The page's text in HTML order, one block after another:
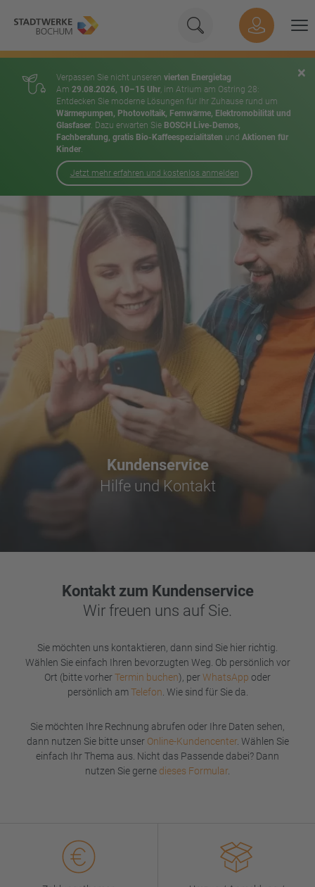
×
Verpassen Sie nicht unseren vierten Energietag
Am 29.08.2026, 10–15 Uhr, im Atrium am Ostring 28:
Entdecken Sie moderne Lösungen für Ihr Zuhause rund um
Wärmepumpen, Photovoltaik, Fernwärme, Elektromobilität und
Glasfaser. Dazu erwarten Sie BOSCH Live-Demos,
Fachberatung, gratis Bio-Kaffeespezialitäten und Aktionen für
Kinder.
Jetzt mehr erfahren und kostenlos anmelden
Geben Sie hier Ihren
Suchen
Hauptnavigation
Kundenservice
Hilfe und Kontakt
Kontakt zum Kundenservice
Wir freuen uns auf Sie.
Sie möchten uns kontaktieren, dann sind Sie hier richtig.
Wählen Sie einfach Ihren bevorzugten Weg. Ob persönlich vor
Ort (bitte vorherTermin buchen), perWhatsApp oder
persönlich amTelefon. Wie sind für Sie da.
Sie möchten Ihre Rechnung abrufen oder Ihre Daten sehen,
dann nutzen Sie bitte unser Online-Kundencenter. Wählen Sie
einfach Ihr Thema aus. Nicht das Passende dabei? Dann
nutzen Sie gerne dieses Formular.